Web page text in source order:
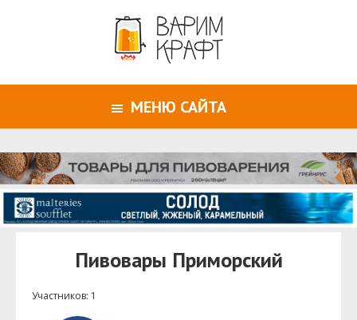
МЕНЮ САЙТА
Пивовары Приморский
Участников: 1